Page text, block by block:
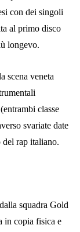
con dei singoli
al primo disco
longevo.
scena veneta
classe
svariate date
rap italiano.
squadra Gold
in copia fisica e